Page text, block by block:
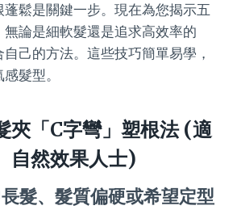
蓬鬆是關鍵一步。現在為您揭示五
論是細軟髮還是追求高效率的
己的方法。這些技巧簡單易學，
髮型。
夾「C字彎」塑根法 (適
自然效果人士)
髮、髮質偏硬或希望定型